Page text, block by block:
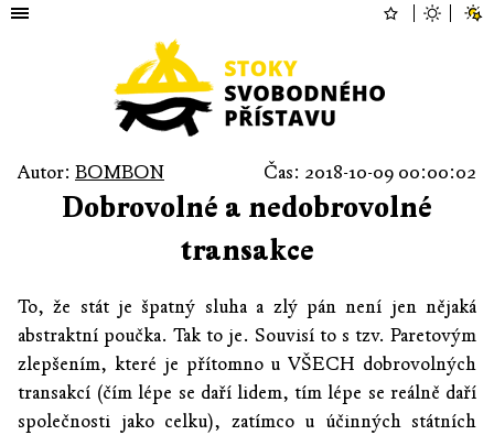
Autor: BOMBON Čas: 2018-10-09 00:00:02
Dobrovolné a nedobrovolné
transakce
To, že stát je špatný sluha a zlý pán není jen nějaká
abstraktní poučka. Tak to je. Souvisí to s tzv. Paretovým
zlepšením, které je přítomno u VŠECH dobrovolných
transakcí (čím lépe se daří lidem, tím lépe se reálně daří
společnosti jako celku), zatímco u účinných státních